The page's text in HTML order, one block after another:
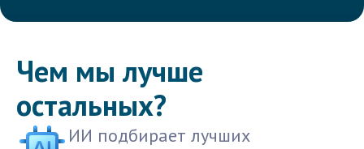
Чем мы лучше
остальных?
ИИ подбирает лучших